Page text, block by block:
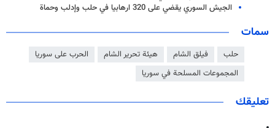
الجيش السوري يقضي على 320 ارهابيا في حلب وإدلب وحماة
سمات
حلب فیلق الشام هيئة تحرير الشام
الحرب على سوريا
المجموعات المسلحة في سوريا
تعليقك